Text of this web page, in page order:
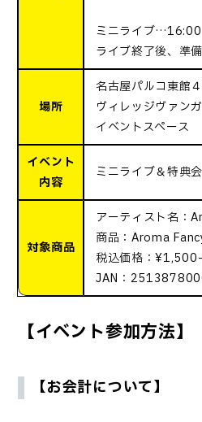
ミニライブ…16:00
ライブ終了後、準
場所
名古屋パルコ東館
ヴィレッジヴァン
イベントスペース
イベント
内容
ミニライブ＆特典会
対象商品
アーティスト名：
商品：Aroma
税込価格：¥1,500-
JAN：
【イベント参加方法】
【お会計について】